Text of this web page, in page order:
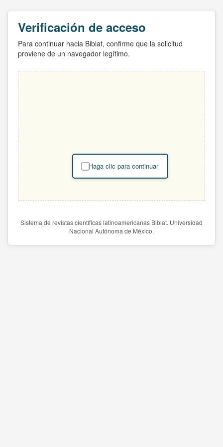
Verificación de acceso
Para continuar hacia Biblat, confirme que la solicitud
proviene de un navegador legítimo.
Haga clic para continuar
Sistema de revistas científicas latinoamericanas Biblat. Universidad
Nacional Autónoma de México.